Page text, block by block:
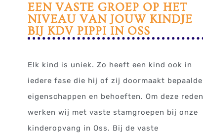
EEN VASTE GROEP OP HET
NIVEAU VAN JOUW KINDJE
BIJ KDV PIPPI IN OSS
Elk kind is uniek. Zo heeft een kind ook in
iedere fase die hij of zij doormaakt bepaalde
eigenschappen en behoeften. Om deze reden
werken wij met vaste stamgroepen bij onze
kinderopvang in Oss. Bij de vaste